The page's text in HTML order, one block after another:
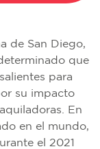
de San Diego,
que
para
su impacto
En
en el mundo,
el 2021